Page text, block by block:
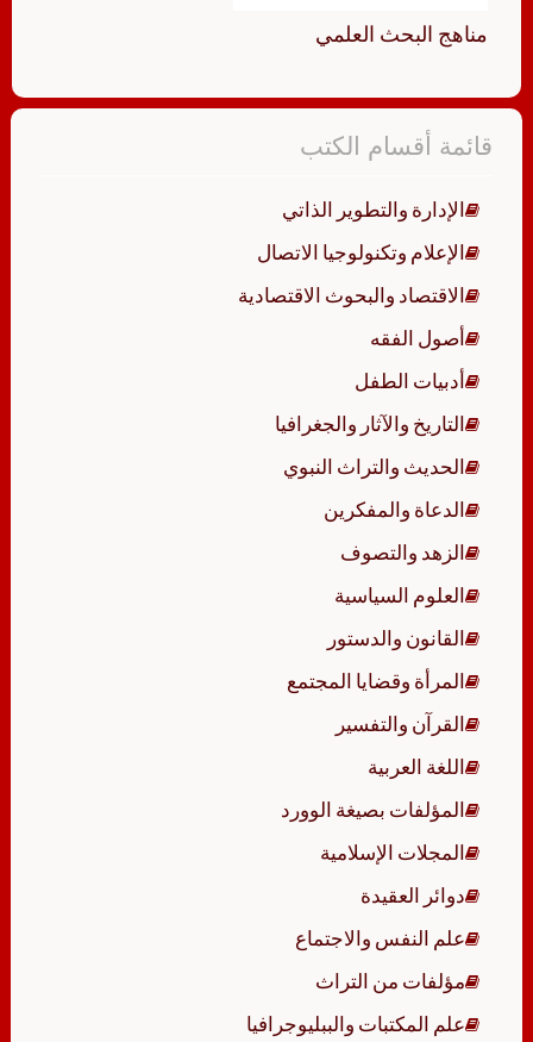
مناهج البحث العلمي
قائمة أقسام الكتب
الإدارة والتطوير الذاتي
الإعلام وتكنولوجيا الاتصال
الاقتصاد والبحوث الاقتصادية
أصول الفقه
أدبيات الطفل
التاريخ والآثار والجغرافيا
الحديث والتراث النبوي
الدعاة والمفكرين
الزهد والتصوف
العلوم السياسية
القانون والدستور
المرأة وقضايا المجتمع
القرآن والتفسير
اللغة العربية
المؤلفات بصيغة الوورد
المجلات الإسلامية
دوائر العقيدة
علم النفس والاجتماع
مؤلفات من التراث
علم المكتبات والببليوجرافيا